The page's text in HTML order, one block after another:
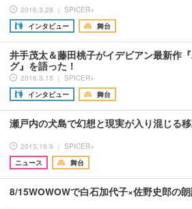
2016.3.28 ｜ SPICER+
インタビュー
舞台
井手茂太＆藤田桃子がイデビアン最新作
グ』を語った！
2016.3.15 ｜ SPICER+
インタビュー
舞台
瀬戸内の犬島で幻想と現実が入り混じる
2015.10.9 ｜ SPICER+
ニュース
舞台
8/15WOWOWで白石加代子×佐野史郎の